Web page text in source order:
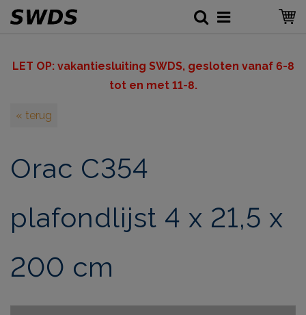
LET OP: vakantiesluiting SWDS, gesloten vanaf 6-8
tot en met 11-8.
« terug
Orac C354
plafondlijst 4 x 21,5 x
200 cm